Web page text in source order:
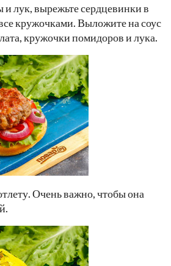
лук, вырежьте сердцевинки в
кружочками. Выложите на соус
кружочки помидоров и лука.
Очень важно, чтобы она